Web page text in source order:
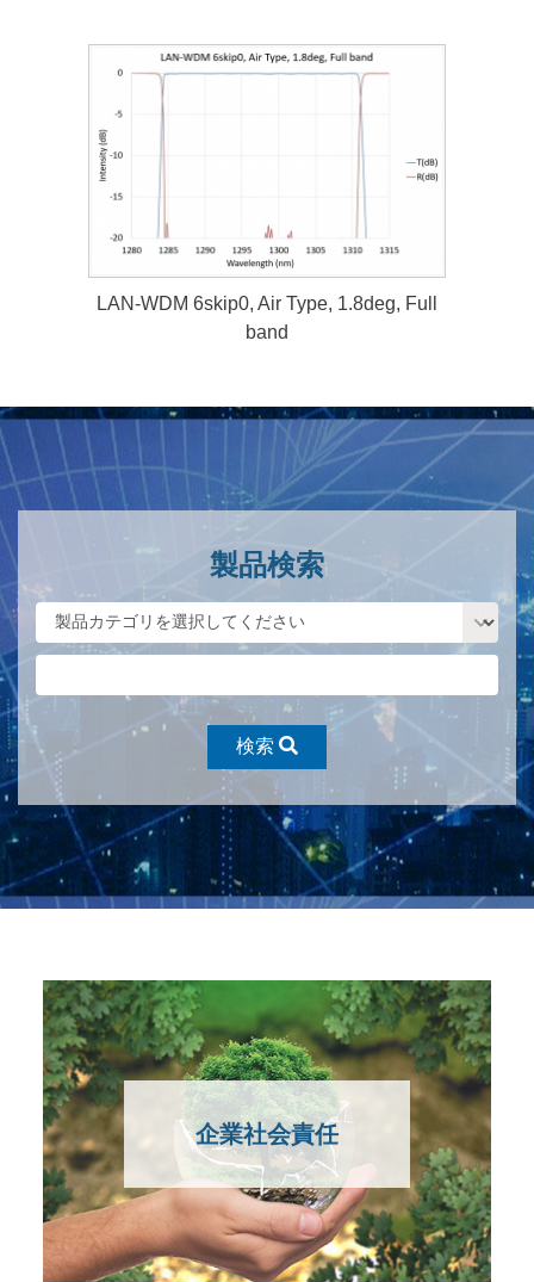
LAN-WDM 6skip0, Air Type, 1.8deg, Full
band
製品検索
検索
企業社会責任